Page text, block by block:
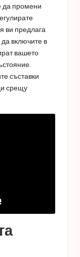
да промени
ви предлага
включите в
вашето
съставки
срещу